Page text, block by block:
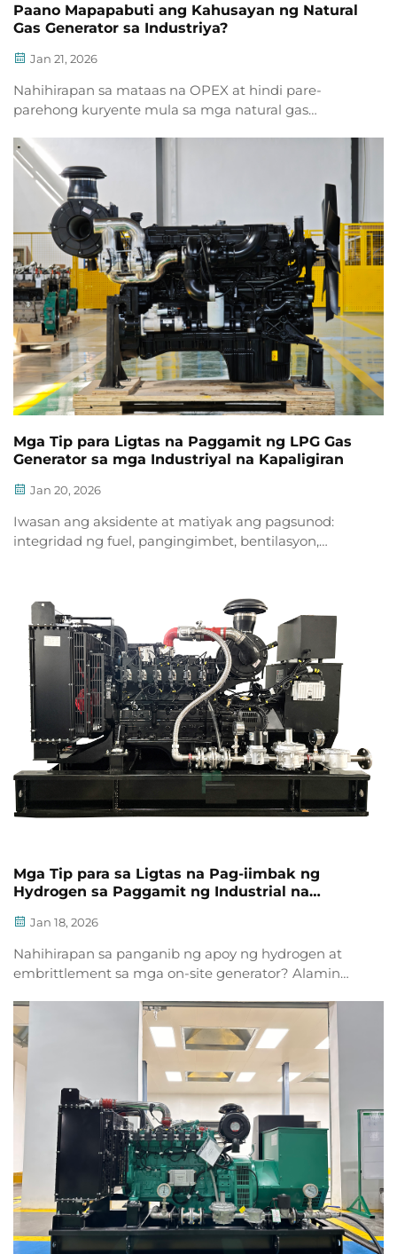
Paano Mapapabuti ang Kahusayan ng Natural
Gas Generator sa Industriya?
Jan 21, 2026
Nahihirapan sa mataas na OPEX at hindi pare-
parehong kuryente mula sa mga natural gas
estratehiya para sa kahusayan, pagtugon sa
regulasyon, at ROI. I-download na ang gabay para sa
industriya.
Mga Tip para Ligtas na Paggamit ng LPG Gas
Generator sa mga Industriyal na Kapaligiran
Jan 20, 2026
Iwasan ang aksidente at matiyak ang pagsunod:
integridad ng fuel, pangingimbet, bentilasyon,
generator. I-download na ang iyong checklist sa
kaligtasan.
Mga Tip para sa Ligtas na Pag-iimbak ng
Hydrogen sa Paggamit ng Industrial na
Jan 18, 2026
Nahihirapan sa panganib ng apoy ng hydrogen at
embrittlement sa mga on-site generator? Alamin
tank, at leak detection na nagpapababa ng panganib
ng layering ng hanggang 92%. Maging compliant
ngayon.